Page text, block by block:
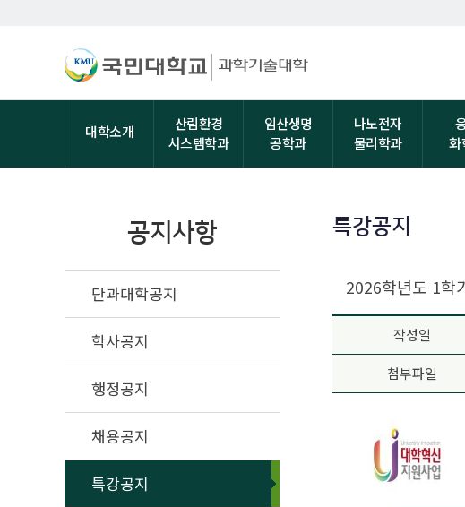
대학소개
산림환경
시스템학과
임산생명
공학과
나노전자
물리학과
화
공지사항
단과대학공지
학사공지
행정공지
채용공지
특강공지
특강공지
2026학년도 1학
작성일
첨부파일